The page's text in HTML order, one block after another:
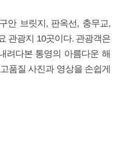
안 브릿지, 판옥선, 충무교,
관광지 10곳이다. 관광객은
려다본 통영의 아름다운 해
품질 사진과 영상을 손쉽게